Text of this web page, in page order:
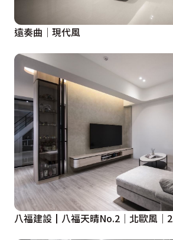
遠奏曲│現代風
八福建設┃八福天晴No.2｜北歐風｜